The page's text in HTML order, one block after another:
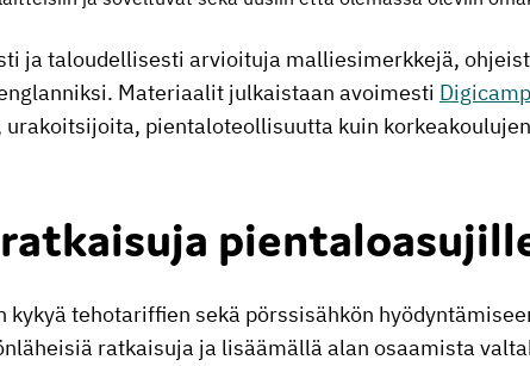
ja taloudellisesti arvioituja malliesimerkkejä,
Materiaalit julkaistaan avoimesti
pientaloteollisuutta kuin
kykyä tehotariffien sekä pörssisähkön
ratkaisuja ja lisäämällä alan osaamista